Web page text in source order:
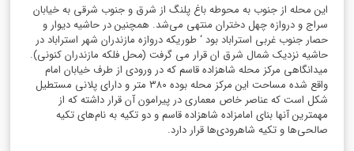
این محله از جنوب به محوطه باغ پلنگ از شرق و جنوب شرقی به خیابان
سراج و دروازه چهل دختران منتهی می‌شد. همچنیندر حاشیه دیوار و
حصار جنوب غربی استراباد بود ‘ طوریکه دروازه مازندران شهر استراباد در
حاشیه نزدیک شمال شرق ان قرار می گرفت (محل فلکه مازندران کنونی).
میدانگاهی مرکز محله شاهزاده قاسم که در ورودی از طرف خیابان امام
واقع شده مساحت این مرکز محله بوده ۳۸۰ متر و دارای پلانی مستطیل
شکل است که عناصر خاص معماری در پیرامون آن قرار داشته که از
مهمترین آنها بنای امامزاده شاهزاده قاسم و دو تکیه به نام‌های تکیه
صالحی‌ها و تکیه شاهرودی‌ها قرار دارد.